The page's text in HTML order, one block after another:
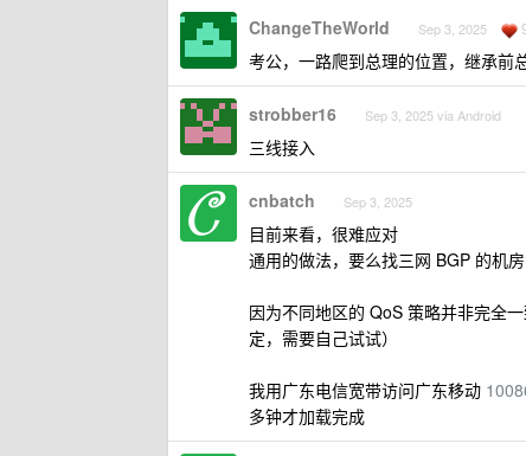
ChangeTheWorld Sep 3, 2025
考公，一路爬到总理的位置，继承前
strobber16 Sep 3, 2025 via Android
三线接入
cnbatch Sep 3, 2025
目前来看，很难应对
通用的做法，要么找三网 BGP 的机
因为不同地区的 QoS 策略并非完全
定，需要自己试试）
我用广东电信宽带访问广东移动
多钟才加载完成